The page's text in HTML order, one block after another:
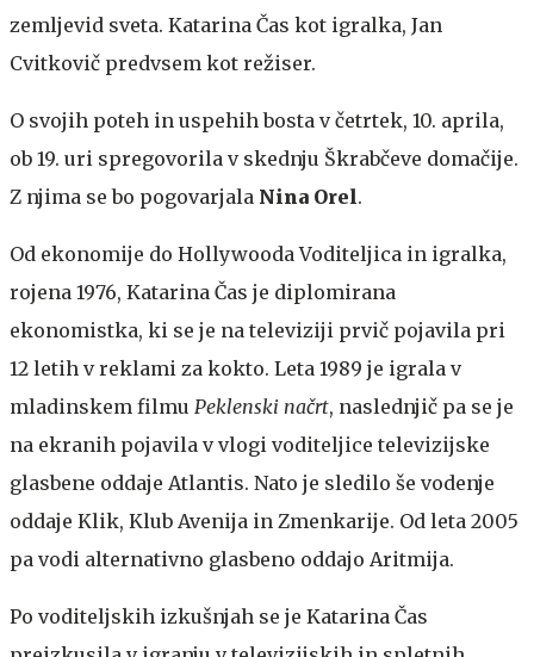
zemljevid sveta. Katarina Čas kot igralka, Jan
Cvitkovič predvsem kot režiser.
O svojih poteh in uspehih bosta v četrtek, 10. aprila,
ob 19. uri spregovorila v skednju Škrabčeve domačije.
Z njima se bo pogovarjala Nina Orel.
Od ekonomije do Hollywooda Voditeljica in igralka,
rojena 1976, Katarina Čas je diplomirana
ekonomistka, ki se je na televiziji prvič pojavila pri
12 letih v reklami za kokto. Leta 1989 je igrala v
mladinskem filmu Peklenski načrt, naslednjič pa se je
na ekranih pojavila v vlogi voditeljice televizijske
glasbene oddaje Atlantis. Nato je sledilo še vodenje
oddaje Klik, Klub Avenija in Zmenkarije. Od leta 2005
pa vodi alternativno glasbeno oddajo Aritmija.
Po voditeljskih izkušnjah se je Katarina Čas